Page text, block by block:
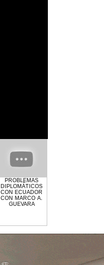
PROBLEMAS
DIPLOMÁTICOS
CON ECUADOR
CON MARCO A.
GUEVARA